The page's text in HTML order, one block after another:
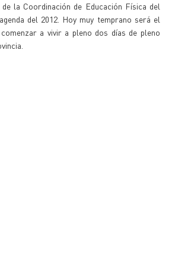
la Coordinación de Educación Física del
del 2012. Hoy muy temprano será el
a vivir a pleno dos días de pleno